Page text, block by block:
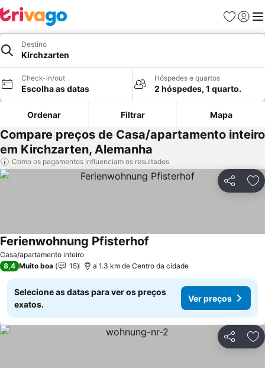
Favoritos
Iniciar
Destino
Kirchzarten
Check-in/out
Escolha as datas
Hóspedes e quartos
2 hóspedes, 1 quarto.
Ordenar Filtrar Mapa
Compare preços de Casa/apartamento inteiro
em Kirchzarten, Alemanha
Como os pagamentos influenciam os resultados
Partilhar
Casa/apartamento inteiro
Ferienwohnung Pfisterhof
8,4 Muito boa 15 a 1.3 km de Centro da cidade
Selecione as datas para ver os preços
exatos.
Ver preços
Partilhar